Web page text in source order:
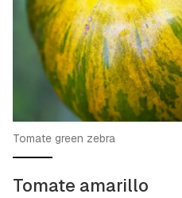
Tomate green zebra
Tomate amarillo